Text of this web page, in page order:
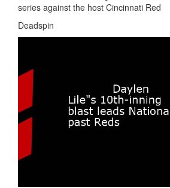
series against the host Cincinnati Red
Deadspin